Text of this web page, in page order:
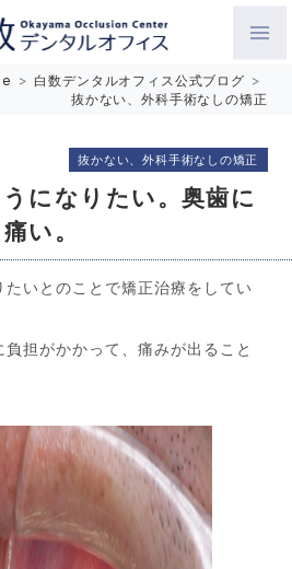
ンプラントと矯正歯科
> 白数デンタルオフィス公式ブログ >
抜かない、外科手術なしの矯正
になりたい。奥歯に
い。
抜かない、外科手術なしの矯正
いとのことで矯正治療をしてい
担がかかって、痛みが出ること